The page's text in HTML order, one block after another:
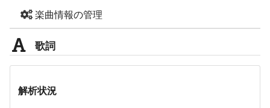
楽曲情報の管理
歌詞
解析状況